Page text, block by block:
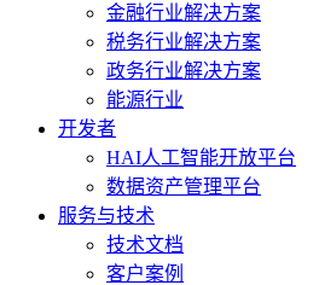
金融行业解决方案
税务行业解决方案
政务行业解决方案
能源行业
开发者
HAI人工智能开放平台
数据资产管理平台
服务与技术
技术文档
客户案例